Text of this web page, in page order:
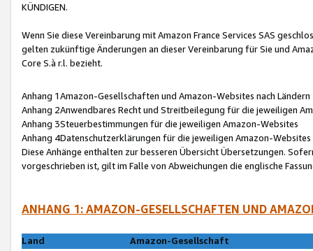
KÜNDIGEN.
Wenn Sie diese Vereinbarung mit Amazon France Services SAS
gelten zukünftige Änderungen an dieser Vereinbarung für Sie und
Core S.à r.l. bezieht.
Anhang 1Amazon-Gesellschaften und Amazon-Websites nach Ländern
Anhang 2Anwendbares Recht und Streitbeilegung für die jeweiligen
Anhang 3Steuerbestimmungen für die jeweiligen Amazon-Websites
Anhang 4Datenschutzerklärungen für die jeweiligen Amazon-Websites
Diese Anhänge enthalten zur besseren Übersicht Übersetzungen.
vorgeschrieben ist, gilt im Falle von Abweichungen die englische
ANHANG 1: AMAZON-GESELLSCHAFTEN UND
Land
Amazon-Gesellschaft